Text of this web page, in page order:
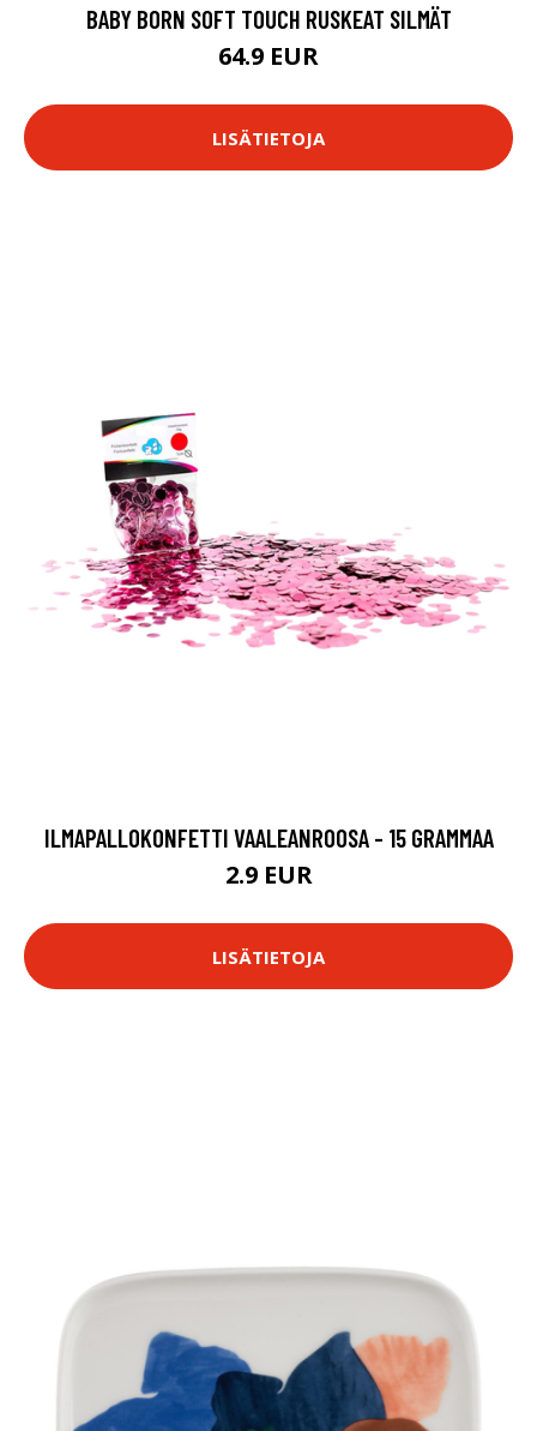
BABY BORN SOFT TOUCH RUSKEAT SILMÄT
64.9 EUR
LISÄTIETOJA
ILMAPALLOKONFETTI VAALEANROOSA - 15 GRAMMAA
2.9 EUR
LISÄTIETOJA